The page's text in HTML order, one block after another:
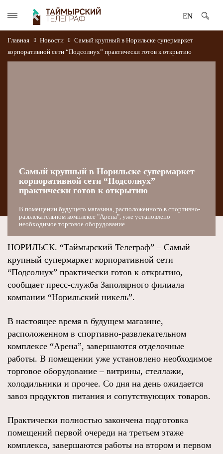
EN
Главная Новости
Самый крупный в Норильске супермаркет
корпоративной сети “Подсолнух” практически готов к открытию
Самый крупный в Норильске супермаркет
корпоративной сети “Подсолнух”
практически готов к открытию
В помещении будущего магазина, расположенного в спортивно-
развлекательном комплексе "Арена", уже установлено
необходимое торговое оборудование.
НОРИЛЬСК. “Таймырский Телеграф” – Самый
крупный супермаркет корпоративной сети
“Подсолнух” практически готов к открытию,
сообщает пресс-служба Заполярного филиала
компании “Норильский никель”.
В настоящее время в будущем магазине,
расположенном в спортивно-развлекательном
комплексе “Арена”, завершаются отделочные
работы. В помещении уже установлено необходимое
торговое оборудование – витрины, стеллажи,
холодильники и прочее. Со дня на день ожидается
завоз продуктов питания и сопутствующих товаров.
Практически полностью закончена подготовка
помещений первой очереди на третьем этаже
комплекса, завершаются работы на втором и первом